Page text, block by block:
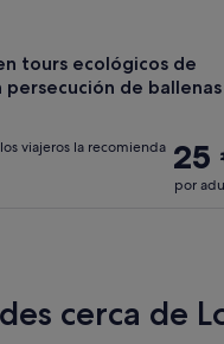
tours ecológicos de
persecución de
25
por
viajeros la recomienda
cerca de